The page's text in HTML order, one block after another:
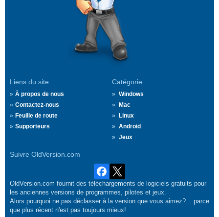
Liens du site
À propos de nous
Contactez-nous
Feuille de route
Supporteurs
Catégorie
Windows
Mac
Linux
Android
Jeux
Suivre OldVersion.com
OldVersion.com fournit des téléchargements de logiciels gratuits pour
les anciennes versions de programmes, pilotes et jeux.
Alors pourquoi ne pas déclasser à la version que vous aimez?... parce
que plus récent n'est pas toujours mieux!